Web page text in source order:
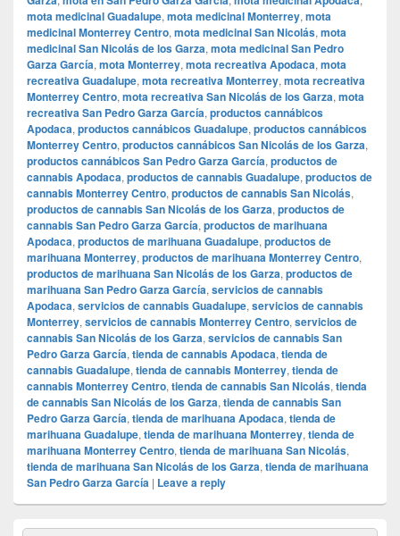
mota medicinal Guadalupe, mota medicinal Monterrey, mota
medicinal Monterrey Centro, mota medicinal San Nicolás, mota
medicinal San Nicolás de los Garza, mota medicinal San Pedro
Garza García, mota Monterrey, mota recreativa Apodaca, mota
recreativa Guadalupe, mota recreativa Monterrey, mota recreativa
Monterrey Centro, mota recreativa San Nicolás de los Garza, mota
recreativa San Pedro Garza García, productos cannábicos
Apodaca, productos cannábicos Guadalupe, productos cannábicos
Monterrey Centro, productos cannábicos San Nicolás de los Garza,
productos cannábicos San Pedro Garza García, productos de
cannabis Apodaca, productos de cannabis Guadalupe, productos de
cannabis Monterrey Centro, productos de cannabis San Nicolás,
productos de cannabis San Nicolás de los Garza, productos de
cannabis San Pedro Garza García, productos de marihuana
Apodaca, productos de marihuana Guadalupe, productos de
marihuana Monterrey, productos de marihuana Monterrey Centro,
productos de marihuana San Nicolás de los Garza, productos de
marihuana San Pedro Garza García, servicios de cannabis
Apodaca, servicios de cannabis Guadalupe, servicios de cannabis
Monterrey, servicios de cannabis Monterrey Centro, servicios de
cannabis San Nicolás de los Garza, servicios de cannabis San
Pedro Garza García, tienda de cannabis Apodaca, tienda de
cannabis Guadalupe, tienda de cannabis Monterrey, tienda de
cannabis Monterrey Centro, tienda de cannabis San Nicolás, tienda
de cannabis San Nicolás de los Garza, tienda de cannabis San
Pedro Garza García, tienda de marihuana Apodaca, tienda de
marihuana Guadalupe, tienda de marihuana Monterrey, tienda de
marihuana Monterrey Centro, tienda de marihuana San Nicolás,
tienda de marihuana San Nicolás de los Garza, tienda de marihuana
San Pedro Garza García | Leave a reply
Primary